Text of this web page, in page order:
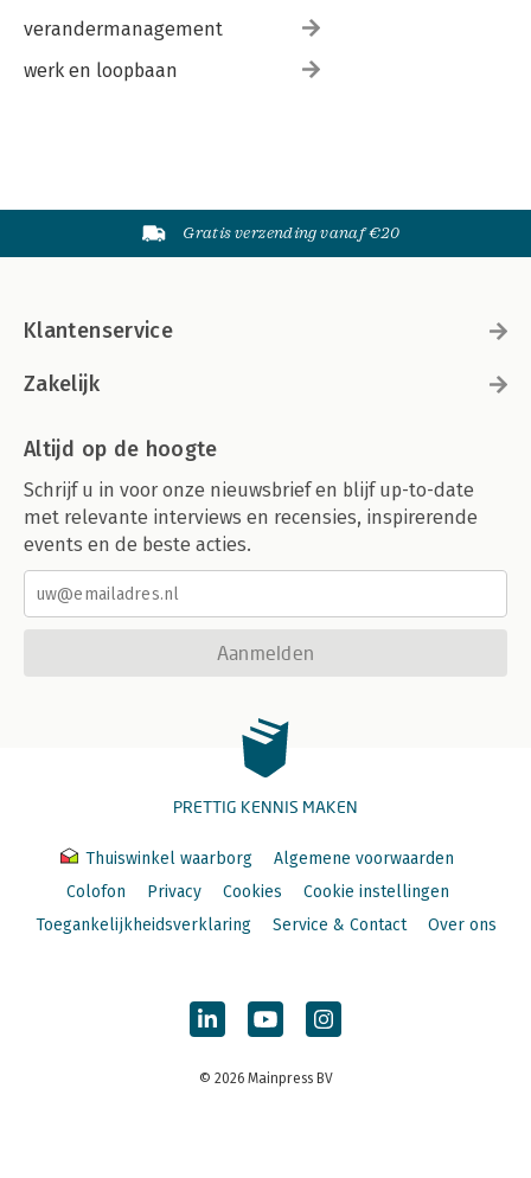
verandermanagement
werk en loopbaan
Gratis verzending vanaf €20
Klantenservice
Zakelijk
Altijd op de hoogte
Schrijf u in voor onze nieuwsbrief en blijf up-to-date
met relevante interviews en recensies, inspirerende
events en de beste acties.
Aanmelden
PRETTIG KENNIS MAKEN
Thuiswinkel waarborg
Algemene voorwaarden
Colofon
Privacy Cookies
Cookie instellingen
Toegankelijkheidsverklaring
Service & Contact Over ons
© 2026 Mainpress BV